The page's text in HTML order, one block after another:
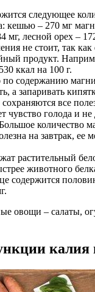
следующее
кешью – 270 мг
мг, лесной орех –
не стоит, так как
продукт.
530 ккал на 100 г.
по содержанию
а запаривать
все
чувство голода и
количество
на завтрак, ее
растительный
животного
содержится
овощи – салаты,
калия